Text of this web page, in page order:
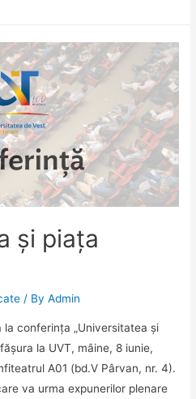
și piața
/ ByAdmin
conferința „Universitatea și
la UVT, mâine, 8 iunie,
A01 (bd.V Pârvan, nr. 4).
va urma expunerilor plenare